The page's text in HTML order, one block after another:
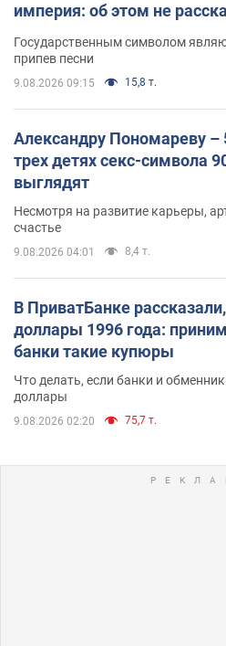
империя: об этом не
Государственным символом
припев песни
9.08.2026 09:15 15,8 т.
Александру Пономареву –
трех детях секс-символа
выглядят
Несмотря на развитие карьеры,
счастье
9.08.2026 04:01 8,4 т.
В ПриватБанке
доллары 1996 года:
банки такие купюры
Что делать, если банки и
доллары
9.08.2026 02:20 75,7 т.